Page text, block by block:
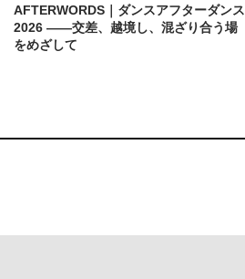
AFTERWORDS｜ダンスアフターダンス
2026 ——交差、越境し、混ざり合う場
をめざして